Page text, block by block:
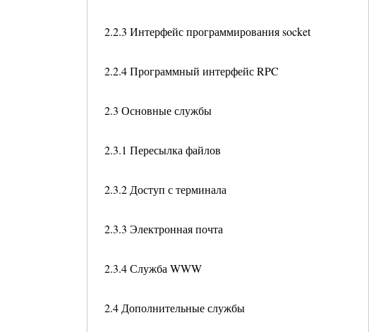
2.2.3 Интерфейс программирования socket
2.2.4 Программный интерфейс RPC
2.3 Основные службы
2.3.1 Пересылка файлов
2.3.2 Доступ с терминала
2.3.3 Электронная почта
2.3.4 Служба WWW
2.4 Дополнительные службы